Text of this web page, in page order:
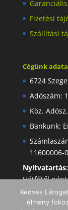
Fizetési
Szállítási
Cégünk
6724
Adószám:
Köz.
Bankunk:
11600006-
Nyitvatartás:
Hétfőtől
Kedves
élmény